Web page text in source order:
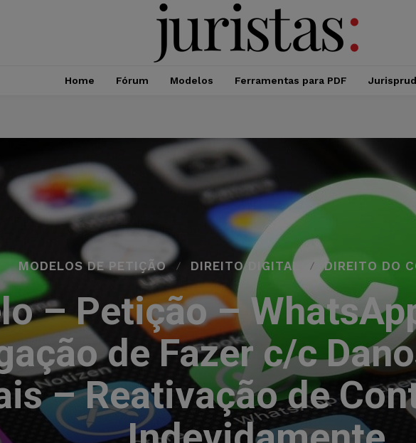
Home Fórum Modelos Ferramentas para PDF
MODELOS DE PETIÇÃO DIREITO DIGITAL DIREITO DO
– Petição –
de Fazer c/c
– Reativação de